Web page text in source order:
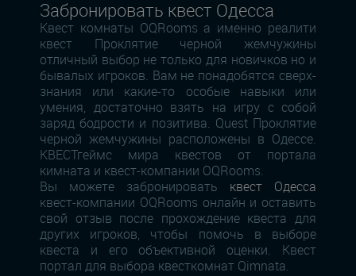
Забронировать квест Одесса
Квест комнаты OQRooms а именно реалити
квест Проклятие черной жемчужины
отличный выбор не только для новичков но и
бывалых игроков. Вам не понадобятся сверх-
знания или какие-то особые навыки или
умения, достаточно взять на игру с собой
заряд бодрости и позитива. Quest Проклятие
черной жемчужины расположены в Одессе.
КВЕСТгеймс мира квестов от портала
кимната и квест-компании OQRooms.
Вы можете забронировать квест Одесса
квест-компании OQRooms онлайн и оставить
свой отзыв после прохождение квеста для
других игроков, чтобы помочь в выборе
квеста и его объективной оценки. Квест
портал для выбора квесткомнат Qimnata.